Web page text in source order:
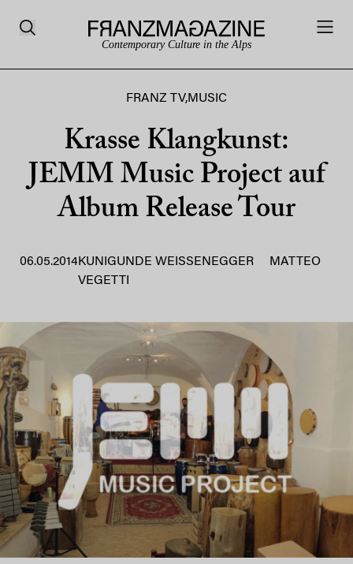
Contemporary Culture in the Alps
FRANZ TV,MUSIC
Krasse Klangkunst:
JEMM Music Project auf
Album Release Tour
06.05.2014KUNIGUNDE WEISSENEGGER
MATTEO
VEGETTI